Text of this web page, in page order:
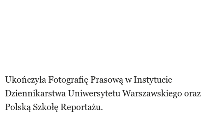
Ukończyła Fotografię Prasową w Instytucie
Dziennikarstwa Uniwersytetu Warszawskiego oraz
Polską Szkołę Reportażu.